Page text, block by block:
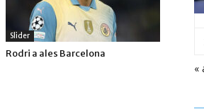
Slider
Rodri a ales Barcelona
«